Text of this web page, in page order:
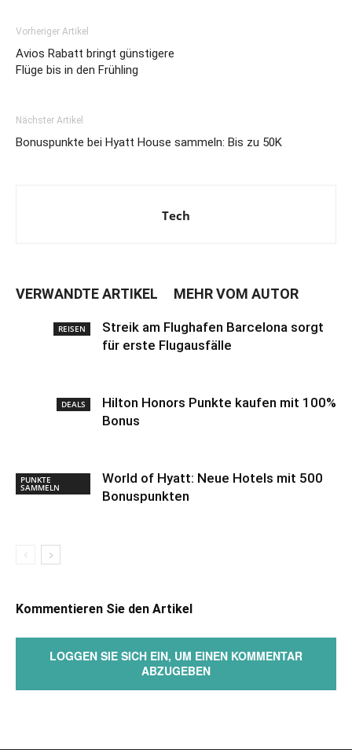
Vorheriger Artikel
Avios Rabatt bringt günstigere
Flüge bis in den Frühling
Nächster Artikel
Bonuspunkte bei Hyatt House sammeln: Bis zu 50K
Tech
VERWANDTE ARTIKEL MEHR VOM AUTOR
REISEN
Streik am Flughafen Barcelona sorgt
für erste Flugausfälle
DEALS
Hilton Honors Punkte kaufen mit 100%
Bonus
PUNKTE
SAMMELN
World of Hyatt: Neue Hotels mit 500
Bonuspunkten
Kommentieren Sie den Artikel
LOGGEN SIE SICH EIN, UM EINEN KOMMENTAR
ABZUGEBEN